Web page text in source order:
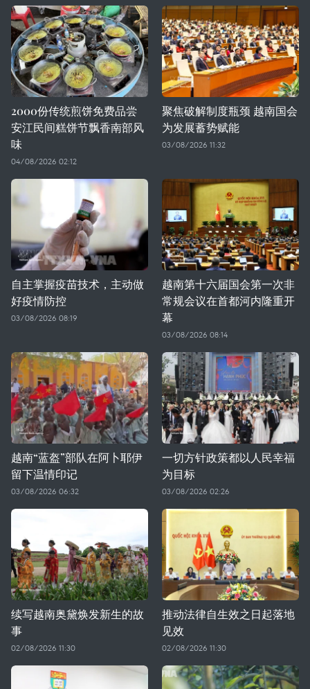
2000份传统煎饼免费品尝
安江民间糕饼节飘香南部风
味
04/08/2026 02:12
聚焦破解制度瓶颈 越南国会
为发展蓄势赋能
03/08/2026 11:32
自主掌握疫苗技术，主动做
好疫情防控
03/08/2026 08:19
越南第十六届国会第一次非
常规会议在首都河内隆重开
幕
03/08/2026 08:14
越南“蓝盔”部队在阿卜耶伊
留下温情印记
03/08/2026 06:32
一切方针政策都以人民幸福
为目标
03/08/2026 02:26
续写越南奥黛焕发新生的故
事
02/08/2026 11:30
推动法律自生效之日起落地
见效
02/08/2026 11:30